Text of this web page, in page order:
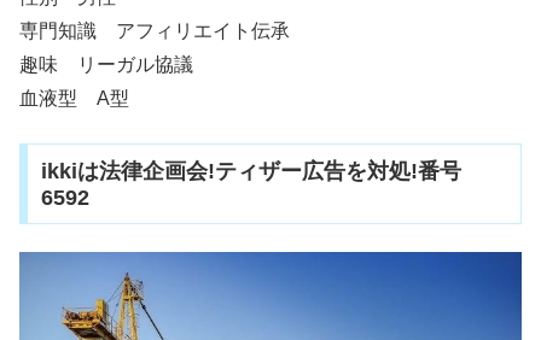
専門知識 アフィリエイト伝承
趣味 リーガル協議
血液型 A型
ikkiは法律企画会!ティザー広告を対処!番号
6592